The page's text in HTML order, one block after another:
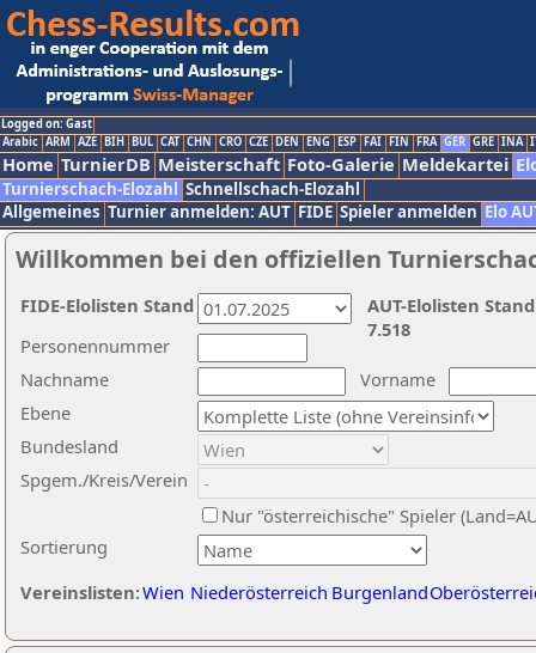
Logged on: Gast
Arabic ARM AZE BIH BUL CAT CHN CRO CZE DEN ENG ESP FAI FIN FRA GER GRE INA
Home TurnierDB Meisterschaft Foto-Galerie Meldekartei
Turnierschach-Elozahl Schnellschach-Elozahl
Allgemeines Turnier anmelden: AUT FIDE Spieler anmelden Elo
Willkommen bei den offiziellen
Nachname
Vorname
Ebene
Sortierung
Personennummer
Bundesland
Spgem./Kreis/Verein
Nur "österreichische" Spieler
Vereinslisten:Wien Niederösterreich Burgenland
AUT-Elolisten
7.518
FIDE-Elolisten Stand